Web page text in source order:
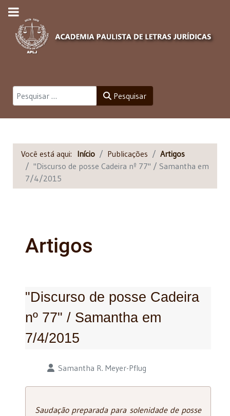
Pesquisar Pesquisar
Você está aqui: Início Publicações
Artigos
"Discurso de posse Cadeira nº 77" / Samantha em
7/4/2015
Artigos
"Discurso de posse Cadeira
nº 77" / Samantha em
7/4/2015
Detalhes Samantha R. Meyer-Pflug
Saudação preparada para solenidade de posse